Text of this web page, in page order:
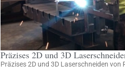
Präzises 2D und 3D
Präzises 2D und 3D Laserschneiden von